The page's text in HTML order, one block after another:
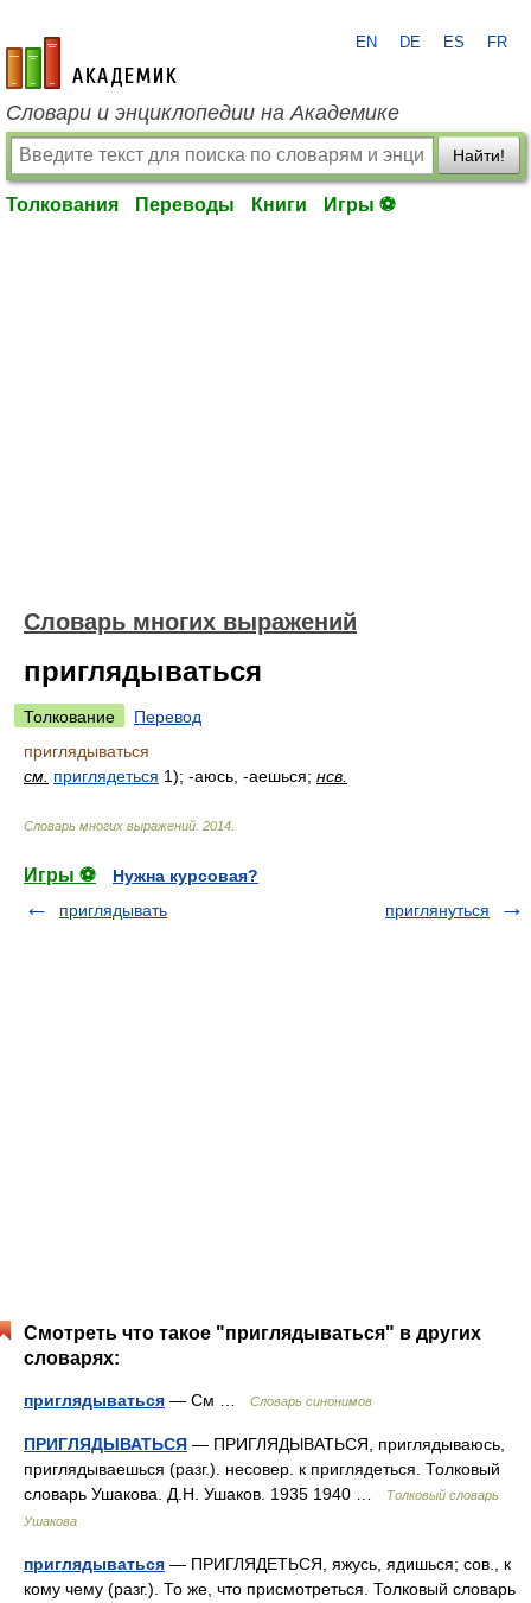
academic.ru
EN DE ES FR
Словари и энциклопедии на Академике
Найти!
Толкования Переводы Книги Игры ⚽
Словарь многих выражений
приглядываться
Толкование
Перевод
приглядываться
см. приглядеться 1); -аюсь, -аешься; нсв.
Словарь многих выражений 2014
Игры ⚽
Нужна курсовая?
приглядывать
приглянуться
Смотреть что такое "приглядываться" в других
словарях:
приглядываться — См … Словарь синонимов
ПРИГЛЯДЫВАТЬСЯ — ПРИГЛЯДЫВАТЬСЯ, приглядываюсь,
приглядываешься (разг.). несовер. к приглядеться. Толковый
словарь Ушакова. Д.Н. Ушаков. 1935 1940 …
Толковый словарь
Ушакова
приглядываться — ПРИГЛЯДЕТЬСЯ, яжусь, ядишься; сов., к
кому чему (разг.). То же, что присмотреться. Толковый словарь